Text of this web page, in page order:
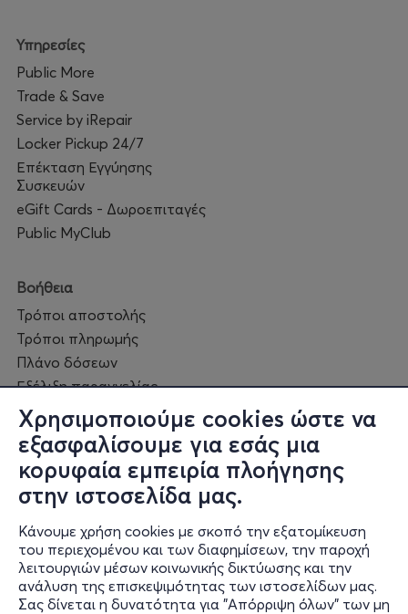
Χρησιμοποιούμε cookies ώστε να
εξασφαλίσουμε για εσάς μια
κορυφαία εμπειρία πλοήγησης
στην ιστοσελίδα μας.
Κάνουμε χρήση cookies με σκοπό την εξατομίκευση
του περιεχομένου και των διαφημίσεων, την παροχή
λειτουργιών μέσων κοινωνικής δικτύωσης και την
ανάλυση της επισκεψιμότητας των ιστοσελίδων μας.
Σας δίνεται η δυνατότητα για "Απόρριψη όλων" των μη
Υπηρεσίες
Public More
Trade & Save
Service by iRepair
Locker Pickup 24/7
Επέκταση Εγγύησης
Συσκευών
eGift Cards - Δωροεπιταγές
Public MyClub
Βοήθεια
Τρόποι αποστολής
Τρόποι πληρωμής
Πλάνο δόσεων
Εξέλιξη παραγγελίας
Πορεία επισκευής
Συχνές ερωτήσεις και
επικοινωνία
Ο online κόσμος μας
Public GR
Public CY
Publicbusiness.gr
Public + home